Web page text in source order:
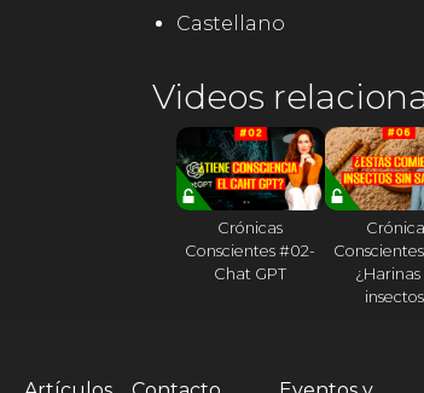
Castellano
Videos
Crónicas
Conscientes #02-
Chat GPT
¿Harinas